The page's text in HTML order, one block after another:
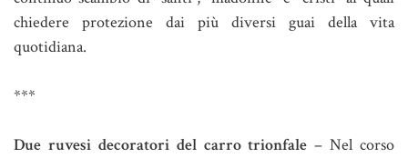
chiedere protezione dai più diversi guai della vita
quotidiana.
***
Due ruvesi decoratori del carro trionfale– Nel corso